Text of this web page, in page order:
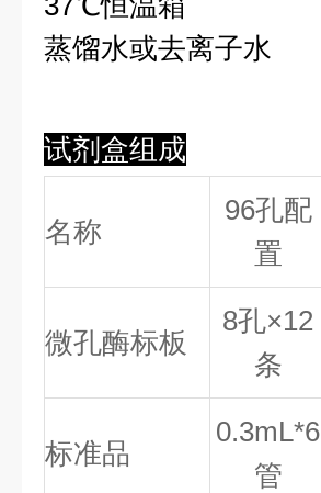
蒸馏水或去离子水
试剂盒组成
名称
96孔配
置
微孔酶标板
8孔×12
条
标准品
0.3mL*6
管